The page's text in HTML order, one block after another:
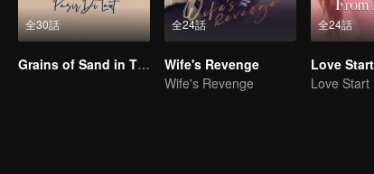
全30話
Grains of Sand in The Sea
全24話
Wife's Revenge
Wife's Revenge
全24話